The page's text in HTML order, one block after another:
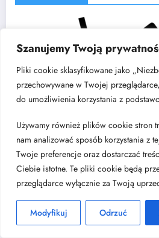
Szanujemy Twoją
Pliki cookie sklasyfikowane jako
przechowywane w Twojej
do umożliwienia korzystania z
Używamy również plików cookie stron
nam analizować sposób korzystania z
Twoje preferencje oraz dostarczać
Ciebie istotne. Te pliki cookie będą
przeglądarce wyłącznie za Twoją
Modyfikuj Odrzuć
Pracowniaa.pl to strona internetowa, na